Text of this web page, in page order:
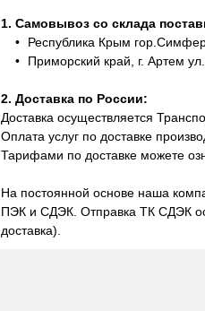
1. Самовывоз со склада
Республика Крым
Приморский край, г. Артем
2. Доставка по России:
Доставка осуществляется
Оплата услуг по доставке
Тарифами по доставке можете
На постоянной основе наша
ПЭК и СДЭК. Отправка ТК СДЭК
доставка).